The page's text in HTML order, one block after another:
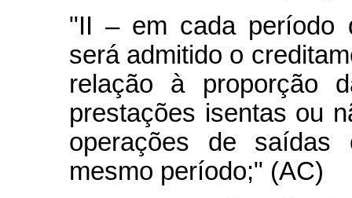
"II – em cada período
será admitido o
relação à proporção
prestações isentas ou
operações de saídas
mesmo período;" (AC)